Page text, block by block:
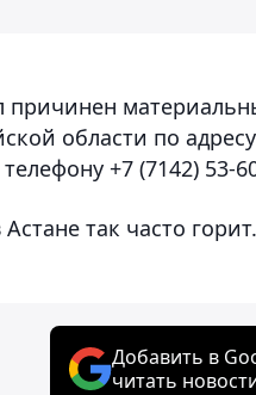
причинен
области по
+7 (7142) 53-
так часто
Добавить в
читать